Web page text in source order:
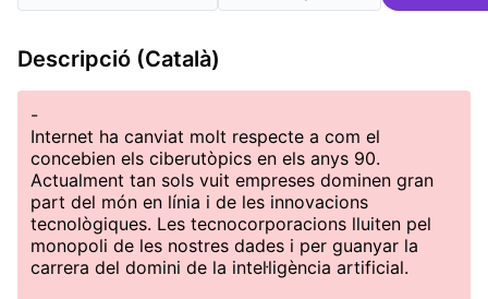
Descripció (Català)
-
Internet ha canviat molt respecte a com el
concebien els ciberutòpics en els anys 90.
Actualment tan sols vuit empreses dominen gran
part del món en línia i de les innovacions
tecnològiques. Les tecnocorporacions lluiten pel
monopoli de les nostres dades i per guanyar la
carrera del domini de la intel·ligència artificial.